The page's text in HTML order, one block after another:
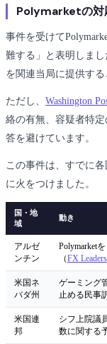
Polymarketの対
事件を受けて
難する」と表明しま
を関連当局に提供する
ただし、 Washington
絡の有無、容疑者特
答を避けています。
この事件は、すでに
に火をつけました。
国・地
域
動き
アルゼ
ンチン
Polymarket
（FX Leaders
米国ネ
バダ州
ゲーミング
止める民事
米国連
邦
シフ上院議
数に関する